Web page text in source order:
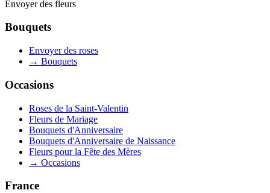
Envoyer des fleurs
Bouquets
Envoyer des roses
→ Bouquets
Occasions
Roses de la Saint-Valentin
Fleurs de Mariage
Bouquets d'Anniversaire
Bouquets d'Anniversaire de Naissance
Fleurs pour la Fête des Mères
→ Occasions
France